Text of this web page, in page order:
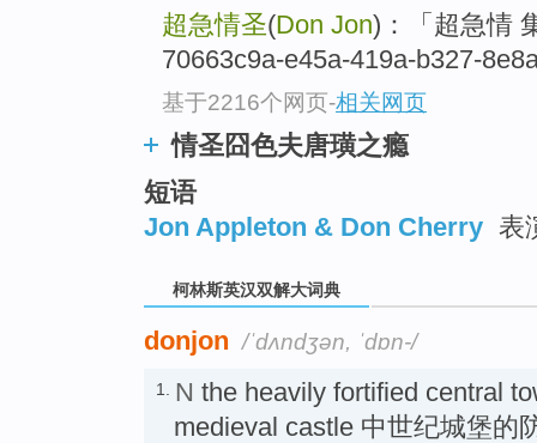
超急情圣(Don Jon)：「超急情
70663c9a-e45a-419a-b327-
基于2216个网页-相关网页
情圣囧色夫唐璜之瘾
短语
Jon Appleton & Don Cherry 表
柯林斯英汉双解大词典
donjon /ˈdʌndʒən, ˈdɒn-/
1. N the heavily fortified central
medieval castle 中世纪城堡的